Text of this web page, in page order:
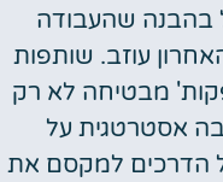
שהעבודה
עוזב. שותפות
מבטיחה לא רק
אסטרטגית על
הדרכים למקסם את